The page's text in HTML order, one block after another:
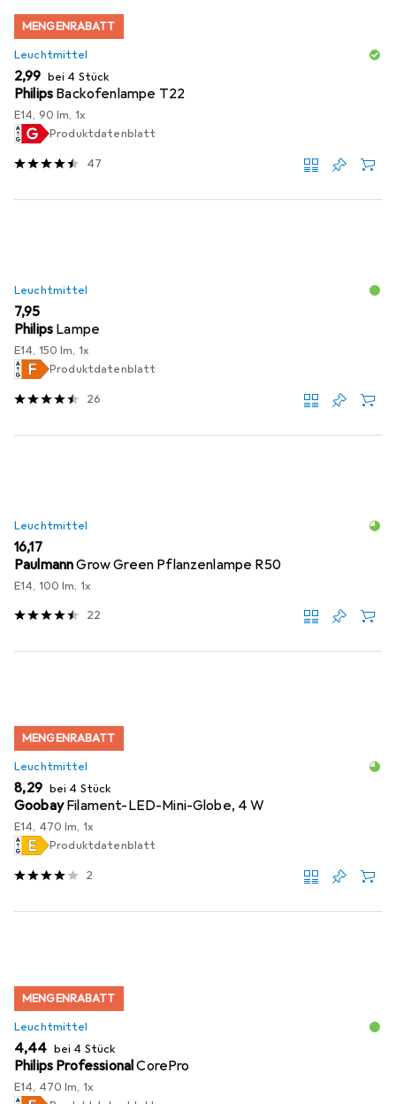
MENGENRABATT
Leuchtmittel
EUR
2,99 bei 4 Stück
Philips Backofenlampe T22
E14, 90 lm, 1x
Produktdatenblatt
47
Leuchtmittel
EUR
7,95
Philips Lampe
E14, 150 lm, 1x
Produktdatenblatt
26
Leuchtmittel
EUR
16,17
PaulmannGrow Green Pflanzenlampe R50
E14, 100 lm, 1x
22
MENGENRABATT
Leuchtmittel
EUR
8,29 bei 4 Stück
Goobay Filament-LED-Mini-Globe, 4 W
E14, 470 lm, 1x
Produktdatenblatt
2
MENGENRABATT
Leuchtmittel
EUR
4,44 bei 4 Stück
Philips ProfessionalCorePro
E14, 470 lm, 1x